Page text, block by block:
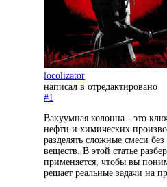
locolizator
написал в отредактировано
#1
Вакуумная колонна - это
нефти и химических
разделять сложные смеси
веществ. В этой статье
применяется, чтобы вы
решает реальные задачи на